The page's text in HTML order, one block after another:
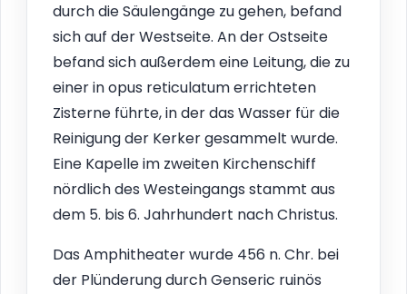
durch die Säulengänge zu gehen, befand
sich auf der Westseite. An der Ostseite
befand sich außerdem eine Leitung, die zu
einer in opus reticulatum errichteten
Zisterne führte, in der das Wasser für die
Reinigung der Kerker gesammelt wurde.
Eine Kapelle im zweiten Kirchenschiff
nördlich des Westeingangs stammt aus
dem 5. bis 6. Jahrhundert nach Christus.
Das Amphitheater wurde 456 n. Chr. bei
der Plünderung durch Genseric ruinös